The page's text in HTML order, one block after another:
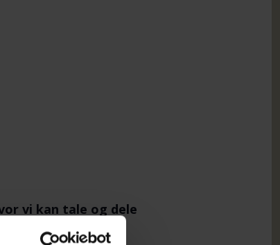
vi kan tale og dele